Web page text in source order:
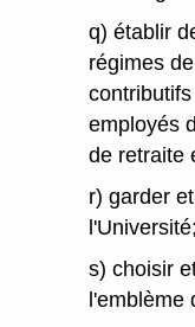
q) établir
régimes
employés
de retraite
r) garder
l'Université;
s) choisir
l'emblème